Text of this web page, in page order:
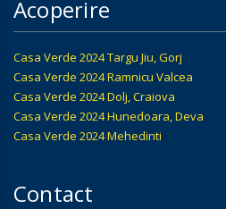
Acoperire
Casa Verde 2024 Targu Jiu, Gorj
Casa Verde 2024 Ramnicu Valcea
Casa Verde 2024 Dolj, Craiova
Casa Verde 2024 Hunedoara, Deva
Casa Verde 2024 Mehedinti
Contact